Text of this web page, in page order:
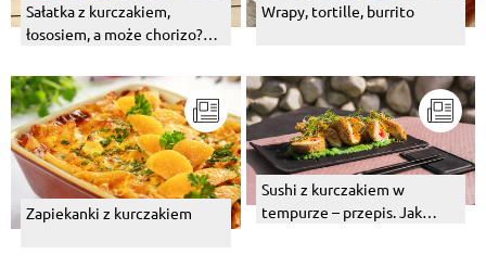
Sałatka z kurczakiem,
łososiem, a może chorizo?
Wrapy, tortille, burrito
Zapiekanki z kurczakiem
Sushi z kurczakiem w
tempurze – przepis. Jak